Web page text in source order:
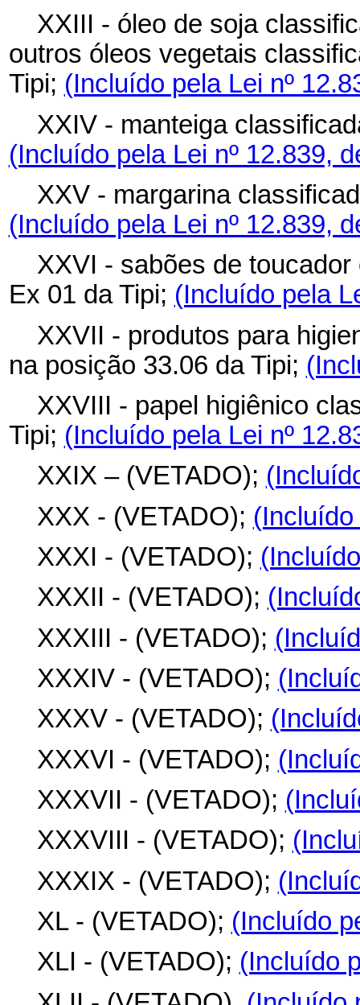
XXIII - óleo de soja
outros óleos vegetais
Tipi; (Incluído pela Lei nº
XXIV - manteiga
(Incluído pela Lei nº 12.839,
XXV - margarina
(Incluído pela Lei nº 12.839,
XXVI - sabões de
Ex 01 da Tipi; (Incluído pela
XXVII - produtos para
na posição 33.06 da Tipi;
XXVIII - papel higiênico
Tipi; (Incluído pela Lei nº
XXIX – (VETADO);
XXX - (VETADO); (Incluído
XXXI - (VETADO);
XXXII - (VETADO);
XXXIII - (VETADO);
XXXIV - (VETADO);
XXXV - (VETADO);
XXXVI - (VETADO);
XXXVII - (VETADO);
XXXVIII - (VETADO);
XXXIX - (VETADO);
XL - (VETADO); (Incluído
XLI - (VETADO); (Incluído